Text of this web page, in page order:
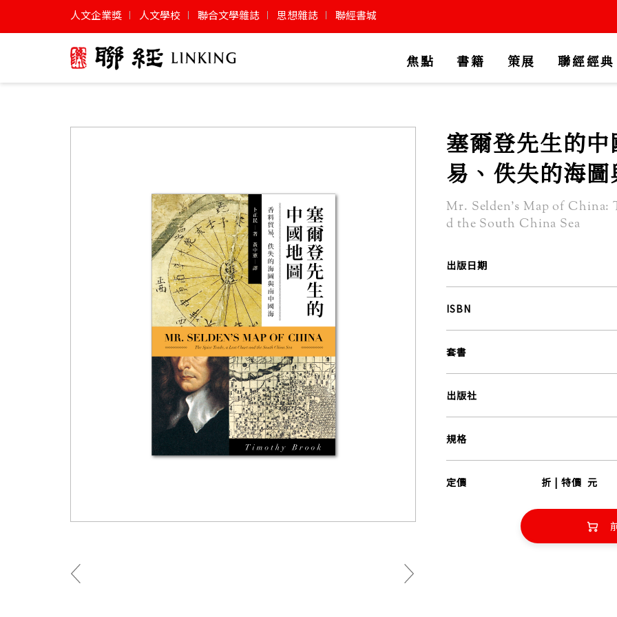
人文企業獎 人文學校 聯合文學雜誌 思想雜誌 聯經書城
焦點 書籍 策展 聯經經典
塞爾登先生的
易、佚失的海
Mr. Selden’s Map of China:
d the South China Sea
出版日期
ISBN
套書
出版社
規格
定價 折 | 特價 元